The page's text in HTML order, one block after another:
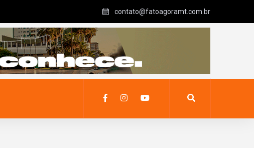
contato@fatoagoramt.com.br